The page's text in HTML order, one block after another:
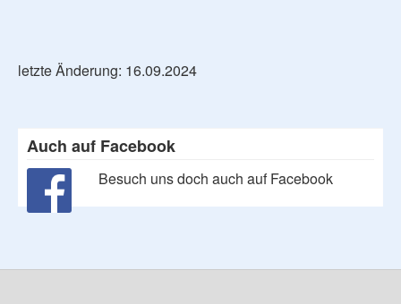
letzte Änderung: 16.09.2024
Auch auf Facebook
Besuch uns doch auch auf Facebook